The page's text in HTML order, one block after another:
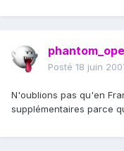
Posté 18 juin
N'oublions pas qu'en
supplémentaires parce